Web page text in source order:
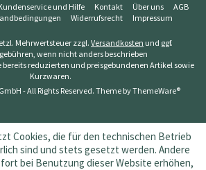
und Hilfe Kontakt Über uns
AGB
Widerrufsrecht Impressum
Mehrwertsteuer zzgl. Versandkosten und ggf.
wenn nicht anders beschrieben
reduzierten und preisgebundenen Artikel sowie
Kurzwaren.
- All Rights Reserved. Theme byThemeWare®
Cookies, die für den technischen Betrieb
sind und stets gesetzt werden. Andere
bei Benutzung dieser Website erhöhen,